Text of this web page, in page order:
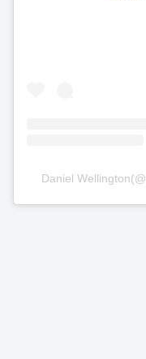
Daniel